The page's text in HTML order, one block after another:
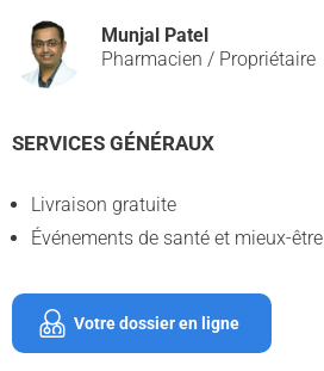
Munjal Patel
Pharmacien / Propriétaire
SERVICES GÉNÉRAUX
Livraison gratuite
Événements de santé et mieux-être
Votre dossier en ligne